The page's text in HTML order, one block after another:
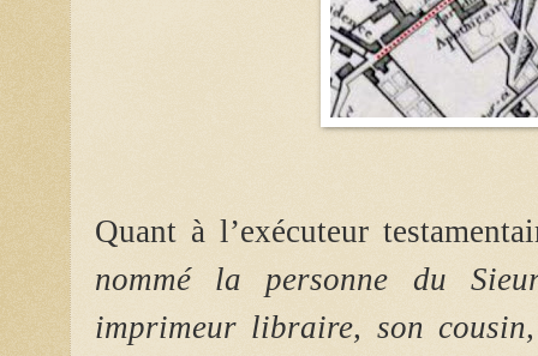
Quant à l’exécuteur
nommé la personne du
imprimeur libraire, son